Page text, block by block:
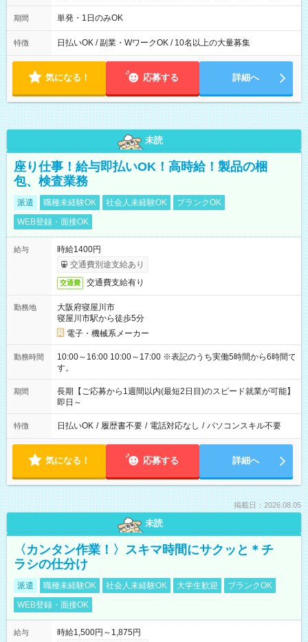
00～20：00
期間 単発・1日のみOK
特徴 日払いOK / 副業・WワークOK / 10名以上の大量募集
気になる！ 応募する 詳細へ
未読
座り仕事！給与即払いOK！高時給！製品の梱
包、検査業務
派遣 職種未経験OK 社会人未経験OK
ブランクOK
WEB登録・面接OK
給与
時給1400円
交通費別途支給あり
交通費 交通費支給有り
勤務地
大阪府寝屋川市
寝屋川市駅から徒歩5分
電子・機械系メーカー
勤務時間
10:00～16:00 10:00～17:00 ※表記のうち実働5時間から6時間で
す。
期間
長期【ご応募から1週間以内(最短2日目)のスピード就業が可能】
即日～
特徴 日払いOK / 履歴書不要 / 電話対応なし / パソコンスキル不要
気になる！ 応募する 詳細へ
掲載日：2026.08.05
未読
〈カンタン作業！〉スキマ時間にサクッと＊チ
ラシの仕分け
派遣 職種未経験OK 社会人未経験OK 大学生歓迎
ブランクOK
WEB登録・面接OK
給与
時給1,500円～1,875円